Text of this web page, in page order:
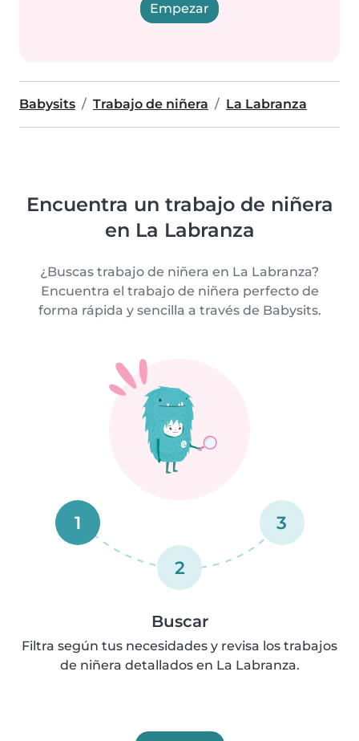
Empezar
Babysits Trabajo de niñera La Labranza
Encuentra un trabajo de niñera
en La Labranza
¿Buscas trabajo de niñera en La Labranza?
Encuentra el trabajo de niñera perfecto de
forma rápida y sencilla a través de Babysits.
1
2
3
Buscar
Filtra según tus necesidades y revisa los trabajos
de niñera detallados en La Labranza.